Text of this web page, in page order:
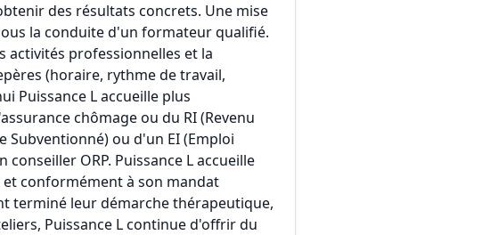
des résultats concrets. Une mise
la conduite d'un formateur qualifié.
activités professionnelles et la
(horaire, rythme de travail,
Puissance L accueille plus
chômage ou du RI (Revenu
Subventionné) ou d'un EI (Emploi
ORP. Puissance L accueille
conformément à son mandat
terminé leur démarche thérapeutique,
Puissance L continue d'offrir du